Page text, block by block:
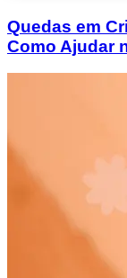
Quedas em
Como Ajudar